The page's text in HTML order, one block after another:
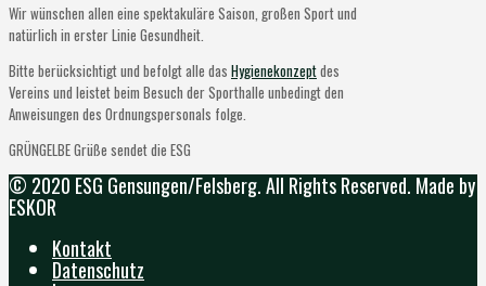
Wir wünschen allen eine spektakuläre Saison, großen Sport und
natürlich in erster Linie Gesundheit.
Bitte berücksichtigt und befolgt alle das Hygienekonzeptdes
Vereins und leistet beim Besuch der Sporthalle unbedingt den
Anweisungen des Ordnungspersonals folge.
GRÜNGELBE Grüße sendet die ESG
© 2020 ESG Gensungen/Felsberg. All Rights Reserved. Made by
ESKOR
Kontakt
Datenschutz